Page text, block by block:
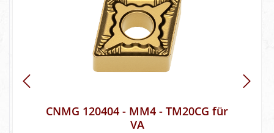
CNMG 120404 - MM4 - TM20CG für
VA